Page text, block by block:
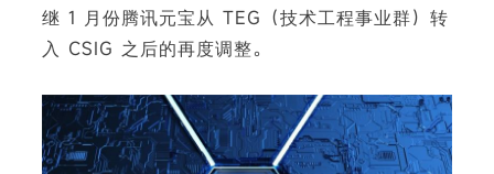
继 1 月份腾讯元宝从 TEG（技术工程事业群）转
入 CSIG 之后的再度调整。